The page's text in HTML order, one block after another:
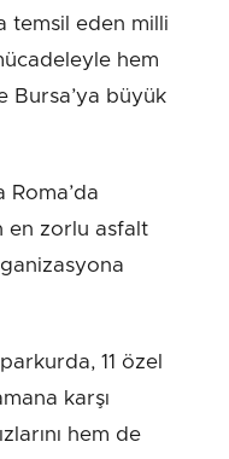
temsil eden milli
hem
Bursa’ya büyük
Roma’da
en zorlu asfalt
11 özel
karşı
hem de